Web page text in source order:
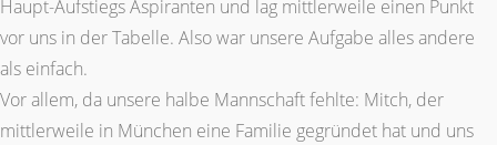
Haupt-Aufstiegs Aspiranten und lag mittlerweile einen Punkt
vor uns in der Tabelle. Also war unsere Aufgabe alles andere
als einfach.
Vor allem, da unsere halbe Mannschaft fehlte: Mitch, der
mittlerweile in München eine Familie gegründet hat und uns